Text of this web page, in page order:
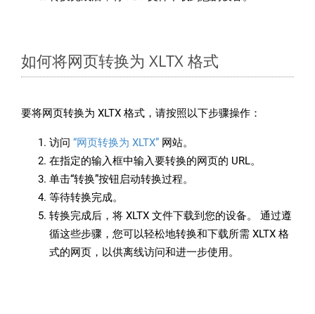
如何将网页转换为 XLTX 格式
要将网页转换为 XLTX 格式，请按照以下步骤操作：
访问 “网页转换为 XLTX” 网站。
在指定的输入框中输入要转换的网页的 URL。
单击“转换”按钮启动转换过程。
等待转换完成。
转换完成后，将 XLTX 文件下载到您的设备。 通过遵
循这些步骤，您可以轻松地转换和下载所需 XLTX 格
式的网页，以供离线访问和进一步使用。